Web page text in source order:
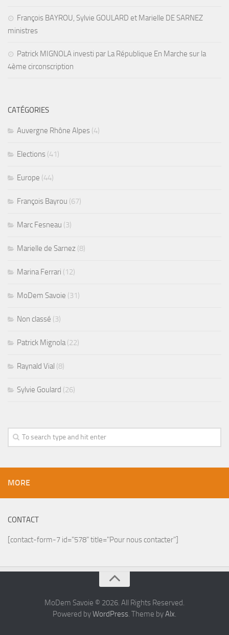
François BAYROU, Sylvie GOULARD et Marielle DE SARNEZ
ministres
Patrick MIGNOLA investi par La République En Marche sur la
4ème circonscription
CATÉGORIES
Auvergne Rhône Alpes (4)
Elections (41)
Europe (44)
François Bayrou (67)
Marc Fesneau (3)
Marielle de Sarnez (8)
Marina Ferrari (12)
MoDem Savoie (31)
Non classé (3)
Patrick Mignola(22)
Raynald Vial (8)
Sylvie Goulard (26)
MORE
CONTACT
[contact-form-7 id="578" title="Pour nous contacter"]
MoDem Savoie © 2026. All Rights Reserved.
Powered byWordPress. Theme byAlx.